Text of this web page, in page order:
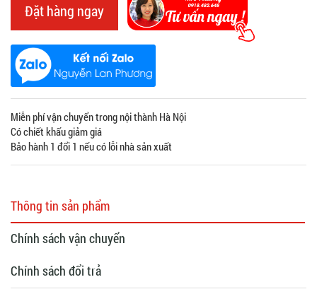
Đặt hàng ngay
Miễn phí vận chuyển trong nội thành Hà Nội
Có chiết khấu giảm giá
Bảo hành 1 đổi 1 nếu có lỗi nhà sản xuất
Thông tin sản phẩm
Chính sách vận chuyển
Chính sách đổi trả